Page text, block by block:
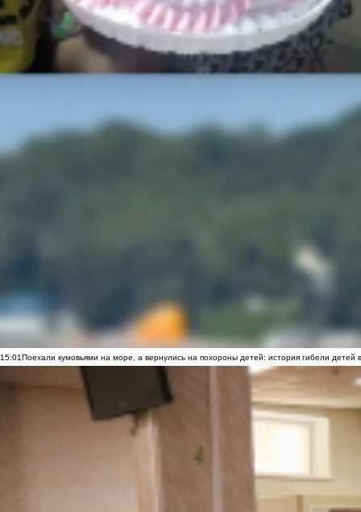
15:01Поехали кумовьями на море, а вернулись на похороны детей: история гибели детей